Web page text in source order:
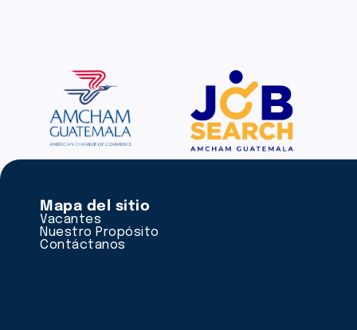
Mapa del sitio
Vacantes
Nuestro Propósito
Contáctanos